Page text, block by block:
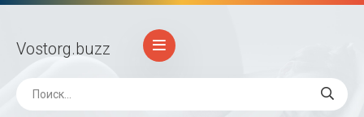
Vostorg.buzz